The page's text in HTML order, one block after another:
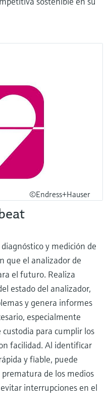
©Endress+Hauser
y medición de
que el analizador de
el futuro. Realiza
estado del analizador,
y genera informes
especialmente
para cumplir los
facilidad. Al identificar
y fiable, puede
de los medios
interrupciones en el